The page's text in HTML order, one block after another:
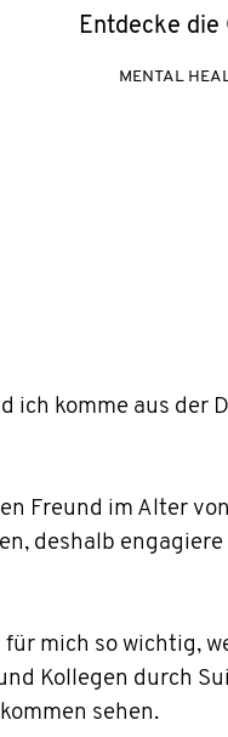
Entdecke die
MENTAL
ich komme aus der
Freund im Alter
deshalb engagiere
mich so wichtig,
Kollegen durch
sehen.